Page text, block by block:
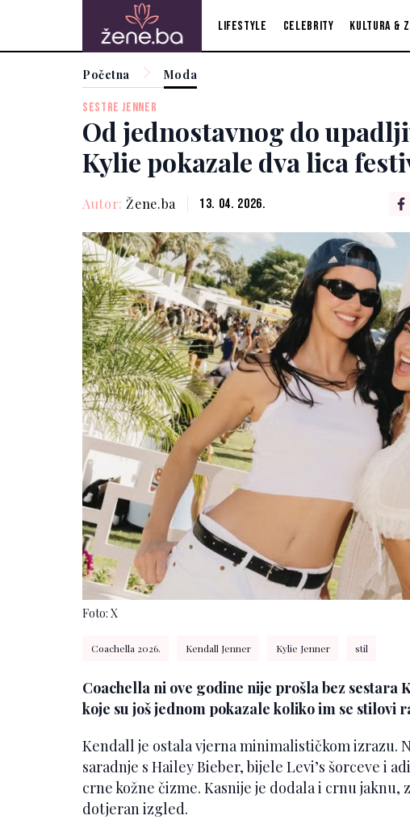
Lifestyle Celebrity Kultura &
Početna Moda
SESTRE JENNER
Od jednostavnog do
Kylie pokazale dva lica
Autor: Žene.ba 13. 04. 2026.
Foto: X
Coachella 2026. Kendall Jenner Kylie Jenner stil
Coachella ni ove godine nije prošla bez sestara
koje su još jednom pokazale koliko im se stilovi
Kendall je ostala vjerna minimalističkom izrazu.
saradnje s Hailey Bieber, bijele Levi’s šorceve i
crne kožne čizme. Kasnije je dodala i crnu jaknu,
dotjeran izgled.